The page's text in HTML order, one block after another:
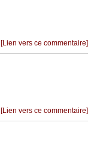
[Lien vers ce commentaire]
[Lien vers ce commentaire]